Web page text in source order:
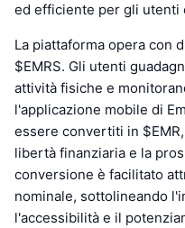
ed efficiente per gli utenti
La piattaforma opera con
$EMRS. Gli utenti
attività fisiche e
l'applicazione mobile di
essere convertiti in
libertà finanziaria e la
conversione è facilitato
nominale, sottolineando
l'accessibilità e il